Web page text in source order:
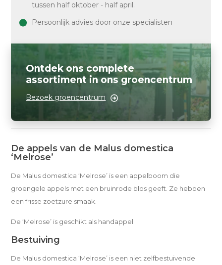
tussen half oktober - half april.
Persoonlijk advies door onze specialisten
Ontdek ons complete
assortiment in ons groencentrum
Bezoek groencentrum
De appels van de Malus domestica
‘Melrose’
De Malus domestica ‘Melrose’ is een appelboom die
groengele appels met een bruinrode blos geeft. Ze hebben
een frisse zoetzure smaak.
De ‘Melrose’ is geschikt als handappel
Bestuiving
De Malus domestica ‘Melrose’ is een niet zelfbestuivende